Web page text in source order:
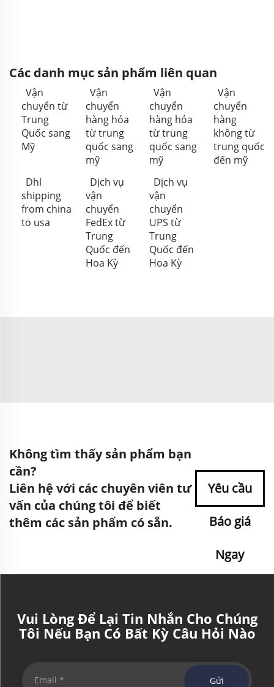
Các danh mục sản phẩm liên quan
Vận
chuyển từ
Trung
Quốc sang
Mỹ
Vận
chuyển
hàng hóa
từ trung
quốc sang
mỹ
Vận
chuyển
hàng hóa
từ trung
quốc sang
mỹ
Vận
chuyển
hàng
không từ
trung quốc
đến mỹ
Dhl
shipping
from china
to usa
Dịch vụ
vận
chuyển
FedEx từ
Trung
Quốc đến
Hoa Kỳ
Dịch vụ
vận
chuyển
UPS từ
Trung
Quốc đến
Hoa Kỳ
Không tìm thấy sản phẩm bạn
cần?
Liên hệ với các chuyên viên tư
vấn của chúng tôi để biết
thêm các sản phẩm có sẵn.
Yêu cầu
Báo giá
Ngay
Vui Lòng Để Lại Tin Nhắn Cho Chúng
Tôi Nếu Bạn Có Bất Kỳ Câu Hỏi Nào
Gửi